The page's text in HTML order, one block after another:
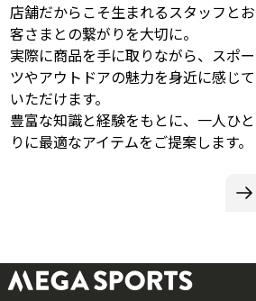
店舗だからこそ生まれるスタッフとお
客さまとの繋がりを大切に。
実際に商品を手に取りながら、スポー
ツやアウトドアの魅力を身近に感じて
いただけます。
豊富な知識と経験をもとに、一人ひと
りに最適なアイテムをご提案します。